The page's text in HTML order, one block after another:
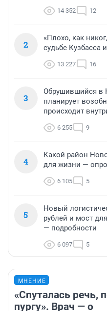
14 352 12
2
«Плохо, как
судьбе Кузбасса
13 227 16
3
Обрушившийся в
планирует
происходит
6 255 9
4
Какой район
для жизни —
6 105 5
5
Новый
рублей и мост
— подробности
6 097 5
МНЕНИЕ
«Спуталась речь,
пургу». Врач — о